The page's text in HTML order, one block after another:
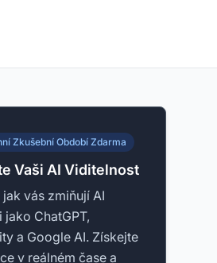
Zkušební Období Zdarma
Vaši AI Viditelnost
jak vás zmiňují AI
ChatGPT,
a Google AI. Získejte
v reálném čase a